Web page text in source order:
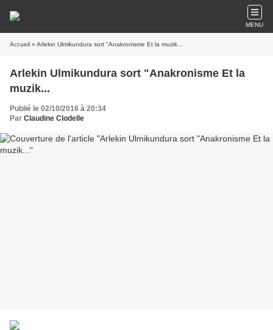
MENU
Accueil » Arlekin Ulmikundura sort "Anakronisme Et la muzik...
Arlekin Ulmikundura sort "Anakronisme Et la
muzik...
Publié le 02/10/2016 à 20:34
Par Claudine Clodelle